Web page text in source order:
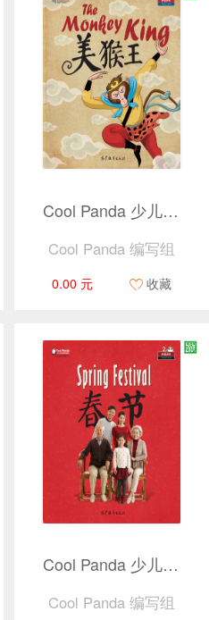
Cool Panda 少儿汉语教学资源2 · 中国文化 · 美猴王（捆绑产品）
Cool Panda 编写组
0.00 元 收藏
Cool Panda 少儿汉语教学资源2 · 中国文化 · 春节（捆绑产品）
Cool Panda 编写组